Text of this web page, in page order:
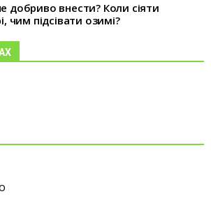
добриво внести? Коли сіяти
чим підсівати озимі?